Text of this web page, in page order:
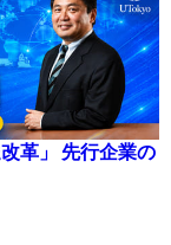
革」 先行企業の